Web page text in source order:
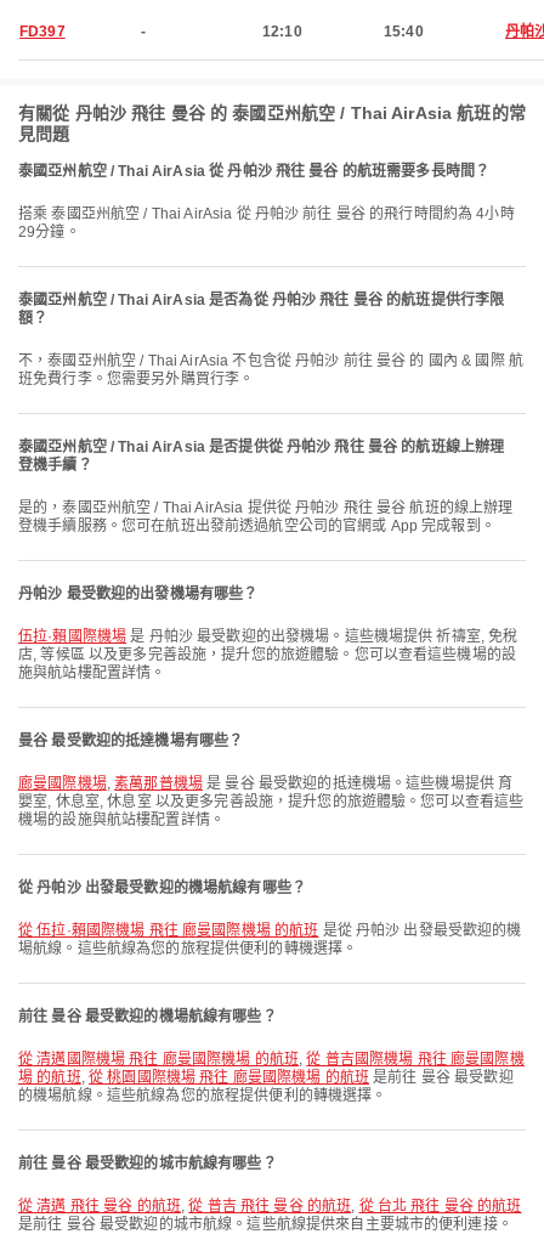
FD397 - 12:10 15:40 丹帕
有關從 丹帕沙 飛往 曼谷 的 泰國亞州航空 / Thai AirAsia 航班的常
見問題
泰國亞州航空 / Thai AirAsia 從 丹帕沙 飛往 曼谷 的航班需要多長時間？
搭乘 泰國亞州航空 / Thai AirAsia 從 丹帕沙 前往 曼谷 的飛行時間約為 4小時
29分鐘。
泰國亞州航空 / Thai AirAsia 是否為從 丹帕沙 飛往 曼谷 的航班提供行李限
額？
不，泰國亞州航空 / Thai AirAsia 不包含從 丹帕沙 前往 曼谷 的 國內 & 國際 航
班免費行李。您需要另外購買行李。
泰國亞州航空 / Thai AirAsia 是否提供從 丹帕沙 飛往 曼谷 的航班線上辦理
登機手續？
是的，泰國亞州航空 / Thai AirAsia 提供從 丹帕沙 飛往 曼谷 航班的線上辦理
登機手續服務。您可在航班出發前透過航空公司的官網或 App 完成報到。
丹帕沙 最受歡迎的出發機場有哪些？
伍拉·賴國際機場 是 丹帕沙 最受歡迎的出發機場。這些機場提供 祈禱室, 免稅
店, 等候區 以及更多完善設施，提升您的旅遊體驗。您可以查看這些機場的設
施與航站樓配置詳情。
曼谷 最受歡迎的抵達機場有哪些？
廊曼國際機場,素萬那普機場是 曼谷 最受歡迎的抵達機場。這些機場提供 育
嬰室, 休息室, 休息室 以及更多完善設施，提升您的旅遊體驗。您可以查看這些
機場的設施與航站樓配置詳情。
從 丹帕沙 出發最受歡迎的機場航線有哪些？
從 伍拉·賴國際機場 飛往 廊曼國際機場 的航班 是從 丹帕沙 出發最受歡迎的機
場航線。這些航線為您的旅程提供便利的轉機選擇。
前往 曼谷 最受歡迎的機場航線有哪些？
從 清邁國際機場 飛往 廊曼國際機場 的航班,從 普吉國際機場 飛往 廊曼國際機
場 的航班, 從 桃園國際機場 飛往 廊曼國際機場 的航班 是前往 曼谷 最受歡迎
的機場航線。這些航線為您的旅程提供便利的轉機選擇。
前往 曼谷 最受歡迎的城市航線有哪些？
從 清邁 飛往 曼谷 的航班,從 普吉 飛往 曼谷 的航班, 從 台北 飛往 曼谷 的航班
是前往 曼谷 最受歡迎的城市航線。這些航線提供來自主要城市的便利連接。